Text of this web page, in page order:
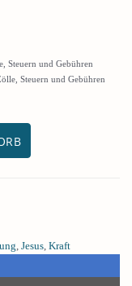
Steuern und Gebühren
Steuern und Gebühren
Jesus Kraft